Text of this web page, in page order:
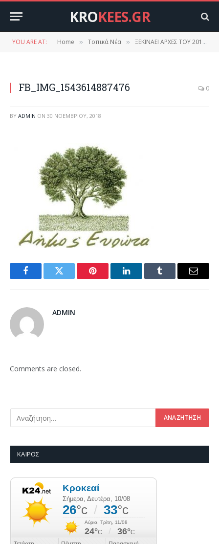
KROKEES.GR
YOU ARE AT: Home » Τοπικά Νέα » ΞΕΚΙΝΑΕΙ ΑΡΧΕΣ ΤΟΥ 2019 ΤΟ ΚΤΗΜΑΤΟΛΟΓΙΟ Στις Κροκεές για τον Δήμο Ευρώτα….και άλλες περιοχές
FB_IMG_1543614887476 0
BY ADMIN ON 30 ΝΟΕΜΒΡΊΟΥ, 2018
FacebookTwitter Pinterest LinkedInTumblr Email
ADMIN
Comments are closed.
ΚΑΙΡΌΣ